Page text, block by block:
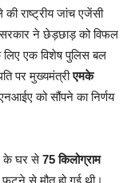
की राष्ट्रीय जांच एजेंसी
ने छेड़छाड़ को विफल
एक विशेष पुलिस बल
पर मुख्यमंत्रीएमके
को सौंपने का निर्णय
के घर से75 किलोग्राम
से मौत हो गई थी।